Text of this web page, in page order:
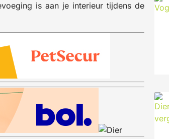
is aan je interieur tijdens de